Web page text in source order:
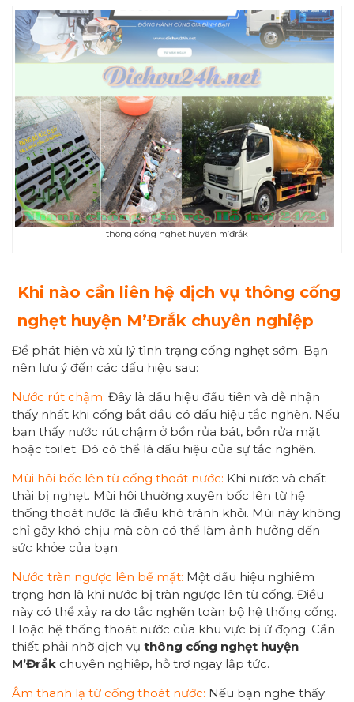
thông cống nghẹt huyện m’đrắk
Khi nào cần liên hệ dịch vụ thông cống
nghẹt huyện M’Đrắk chuyên nghiệp
Để phát hiện và xử lý tình trạng cống nghẹt sớm. Bạn
nên lưu ý đến các dấu hiệu sau:
Nước rút chậm: Đây là dấu hiệu đầu tiên và dễ nhận
thấy nhất khi cống bắt đầu có dấu hiệu tắc nghẽn. Nếu
bạn thấy nước rút chậm ở bồn rửa bát, bồn rửa mặt
hoặc toilet. Đó có thể là dấu hiệu của sự tắc nghẽn.
Mùi hôi bốc lên từ cống thoát nước: Khi nước và chất
thải bị nghẹt. Mùi hôi thường xuyên bốc lên từ hệ
thống thoát nước là điều khó tránh khỏi. Mùi này không
chỉ gây khó chịu mà còn có thể làm ảnh hưởng đến
sức khỏe của bạn.
Nước tràn ngược lên bề mặt: Một dấu hiệu nghiêm
trọng hơn là khi nước bị tràn ngược lên từ cống. Điều
này có thể xảy ra do tắc nghẽn toàn bộ hệ thống cống.
Hoặc hệ thống thoát nước của khu vực bị ứ đọng. Cần
thiết phải nhờ dịch vụ thông cống nghẹt huyện
M’Đrắk chuyên nghiệp, hỗ trợ ngay lập tức.
Âm thanh lạ từ cống thoát nước: Nếu bạn nghe thấy